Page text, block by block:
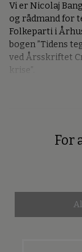
Vi er Nicolaj
og rådmand for
Folkeparti i
bogen ”Tidens
ved Årsskriftet
krise”.
For